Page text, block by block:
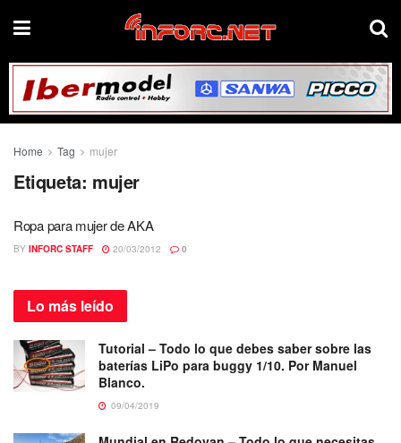
Home Tag mujer
Etiqueta: mujer
Ropa para mujer de AKA
BY INFORC STAFF 20/03/2012 0
Lo más leído
Tutorial – Todo lo que debes saber sobre las
baterías LiPo para buggy 1/10. Por Manuel
Blanco.
09/04/2019